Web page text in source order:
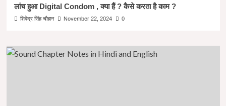
लांच हुआ Digital Condom , क्या हैं ? कैसे करता है काम ?
शिवेंद्र सिंह चौहान November 22, 2024 0